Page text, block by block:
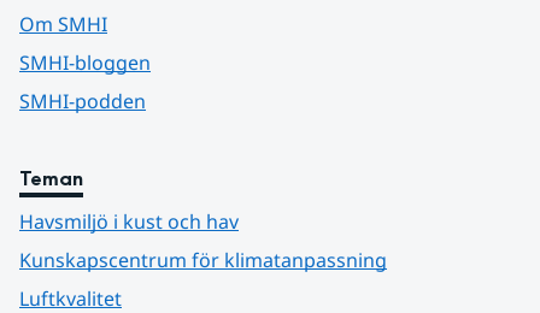
Om SMHI
SMHI-bloggen
SMHI-podden
Teman
Havsmiljö i kust och hav
Kunskapscentrum för klimatanpassning
Luftkvalitet